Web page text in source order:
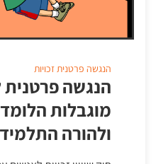
הנגשה פרטניתזכויות
הנגשה
מוגבלות
ולהורה התלמיד